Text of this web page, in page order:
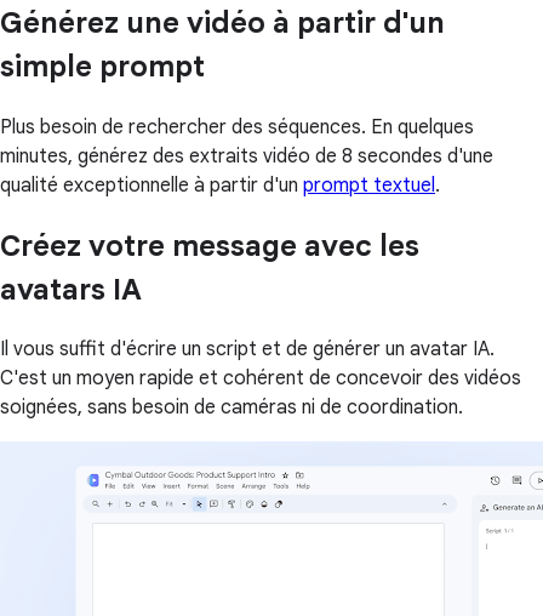
Générez une vidéo à partir d'un
simple prompt
Plus besoin de rechercher des séquences. En quelques
minutes, générez des extraits vidéo de 8 secondes d'une
qualité exceptionnelle à partir d'un prompt textuel .
Créez votre message avec les
avatars IA
Il vous suffit d'écrire un script et de générer un avatar IA.
C'est un moyen rapide et cohérent de concevoir des vidéos
soignées, sans besoin de caméras ni de coordination.